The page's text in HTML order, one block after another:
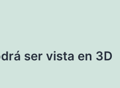
ser vista en 3D